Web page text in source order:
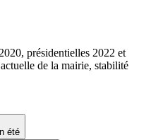
été
présidentielles 2022 et
de la mairie, stabilité